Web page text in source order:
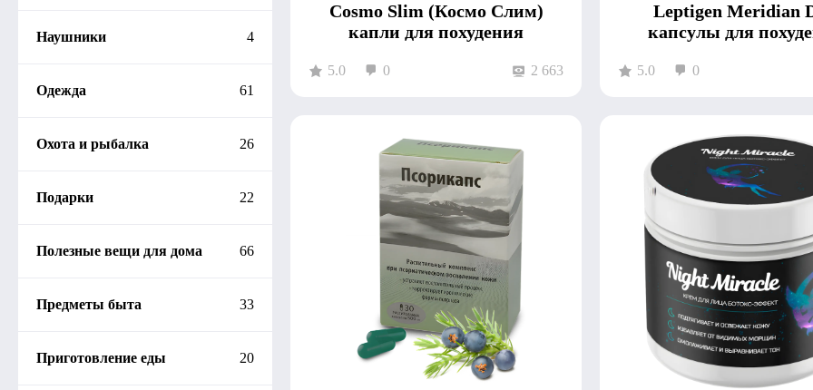
Наушники 4
Одежда 61
Охота и рыбалка 26
Подарки 22
Полезные вещи для дома 66
Предметы быта 33
Приготовление еды 20
Cosmo Slim (Космо Слим)
капли для похудения
5.0 0 2 663
Leptigen Meridian
капсулы для
5.0 0